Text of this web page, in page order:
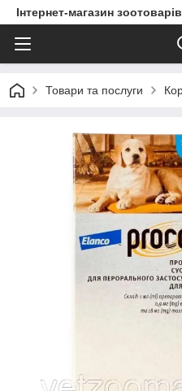
Інтернет-магазин
Товари та послуги